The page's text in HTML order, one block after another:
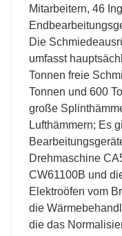
Mitarbeitern, 46
Die
umfasst
Tonnen freie
Tonnen und 600
große
Lufthämmern; Es
Drehmaschine
CW61100B und
Elektroöfen vom
die
die das